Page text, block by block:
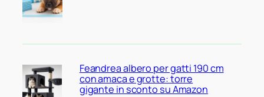
Feandrea albero per gatti 190 cm
con amaca e grotte: torre
gigante in sconto su Amazon